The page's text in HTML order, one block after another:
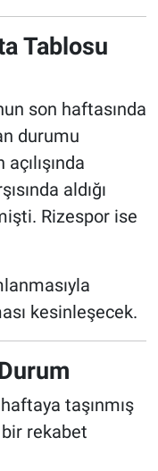
Tablosu
son haftasında
durumu
aldığı
Rizespor ise
kesinleşecek.
taşınmış
rekabet